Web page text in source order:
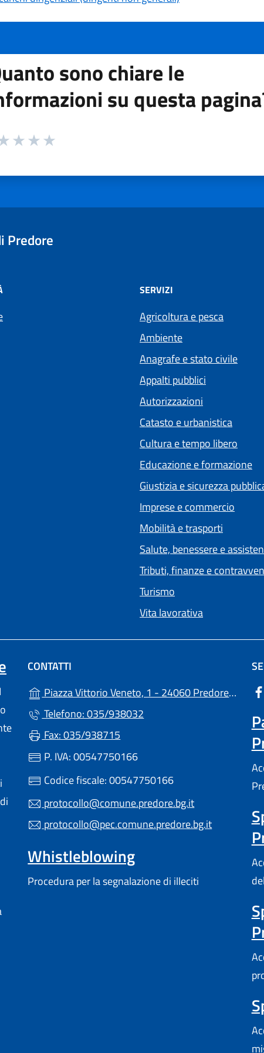
sono chiare le
su questa
da 1 a 5 stelle la pagina
Predore
SERVIZI
Agricoltura e pesca
Ambiente
Anagrafe e stato civile
Appalti pubblici
Autorizzazioni
Catasto e urbanistica
Cultura e tempo libero
Educazione e formazione
Giustizia e sicurezza
Imprese e commercio
Mobilità e trasporti
Salute, benessere e
Tributi, finanze e
Turismo
Vita lavorativa
CONTATTI
Piazza Vittorio Veneto, 1 - 24060 Predore (BG)
Telefono: 035/938032
Fax: 035/938715
P. IVA: 00547750166
Codice fiscale: 00547750166
protocollo@comune.predore.bg.it
protocollo@pec.comune.predore.bg.it
Whistleblowing
Procedura per la segnalazione di illeciti